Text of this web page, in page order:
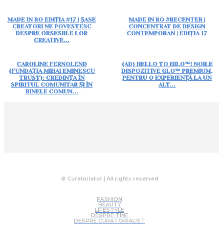
MADE IN RO EDIȚIA #17 | ȘASE
CREATORI NE POVESTESC
DESPRE OBSESIILE LOR
CREATIVE...
MADE IN RO #RECENTER |
CONCENTRAT DE DESIGN
CONTEMPORAN | EDIȚIA 17
CAROLINE FERNOLEND
(FUNDAȚIA MIHAI EMINESCU
TRUST): CREDINȚA ÎN
SPIRITUL COMUNITAR ȘI ÎN
BINELE COMUN...
(AD) HELLO TO HILO™! NOILE
DISPOZITIVE GLO™ PREMIUM,
PENTRU O EXPERIENȚĂ LA UN
ALT...
© Curatorialist | All rights reserved
FASHION
BEAUTY
LIFESTYLE
DESPRE TINE
DESPRE CURATORIALIST